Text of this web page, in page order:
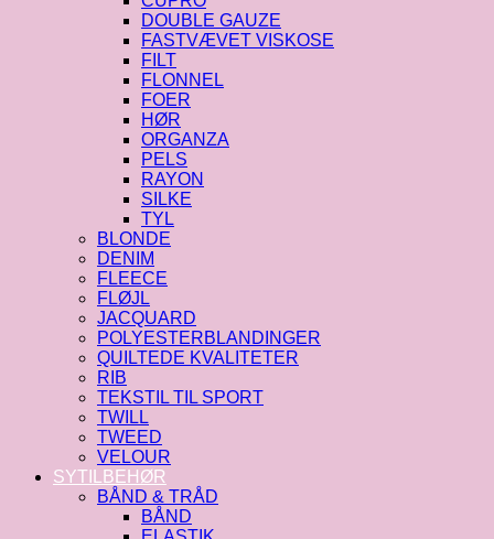
DOUBLE GAUZE
FASTVÆVET VISKOSE
FILT
FLONNEL
FOER
HØR
ORGANZA
PELS
RAYON
SILKE
TYL
BLONDE
DENIM
FLEECE
FLØJL
JACQUARD
POLYESTERBLANDINGER
QUILTEDE KVALITETER
RIB
TEKSTIL TIL SPORT
TWILL
TWEED
VELOUR
SYTILBEHØR
BÅND & TRÅD
BÅND